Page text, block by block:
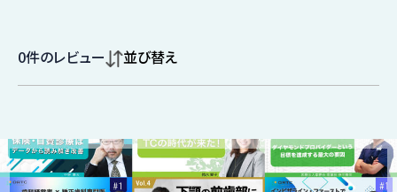
0件のレビュー 並び替え